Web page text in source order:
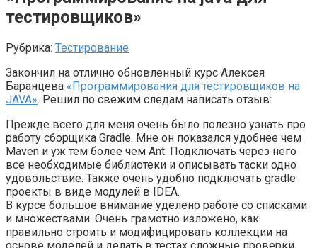
тестировщиков»
Рубрика: Тестирование
Закончил на отлично обновленный курс Алексея
Баранцева «Программирования для тестировщиков на
JAVA». Решил по свежим следам написать отзыв:
Прежде всего для меня очень было полезно узнать про
работу сборщика Gradle. Мне он показался удобнее чем
Maven и уж тем более чем Ant. Подключать через него
все необходимые библиотеки и описывать таски одно
удовольствие. Также очень удобно подключать gradle
проекты в виде модулей в IDEA.
В курсе большое внимание уделено работе со списками
и множествами. Очень грамотно изложено, как
правильно строить и модифицировать коллекции на